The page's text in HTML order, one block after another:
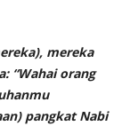
mereka
“Wahai orang
pangkat Nabi